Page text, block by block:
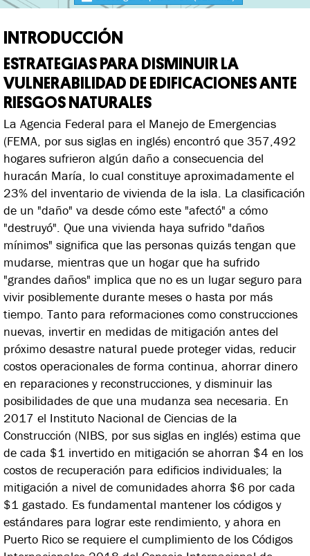
INTRODUCCIÓN
ESTRATEGIAS PARA DISMINUIR LA
VULNERABILIDAD DE EDIFICACIONES ANTE
RIESGOS NATURALES
La Agencia Federal para el Manejo de Emergencias
(FEMA, por sus siglas en inglés) encontró que 357,492
hogares sufrieron algún daño a consecuencia del
huracán María, lo cual constituye aproximadamente el
23% del inventario de vivienda de la isla. La clasificación
de un "daño" va desde cómo este "afectó" a cómo
"destruyó". Que una vivienda haya sufrido "daños
mínimos" significa que las personas quizás tengan que
mudarse, mientras que un hogar que ha sufrido
"grandes daños" implica que no es un lugar seguro para
vivir posiblemente durante meses o hasta por más
tiempo. Tanto para reformaciones como construcciones
nuevas, invertir en medidas de mitigación antes del
próximo desastre natural puede proteger vidas, reducir
costos operacionales de forma continua, ahorrar dinero
en reparaciones y reconstrucciones, y disminuir las
posibilidades de que una mudanza sea necesaria. En
2017 el Instituto Nacional de Ciencias de la
Construcción (NIBS, por sus siglas en inglés) estima que
de cada $1 invertido en mitigación se ahorran $4 en los
costos de recuperación para edificios individuales; la
mitigación a nivel de comunidades ahorra $6 por cada
$1 gastado. Es fundamental mantener los códigos y
estándares para lograr este rendimiento, y ahora en
Puerto Rico se requiere el cumplimiento de los Códigos